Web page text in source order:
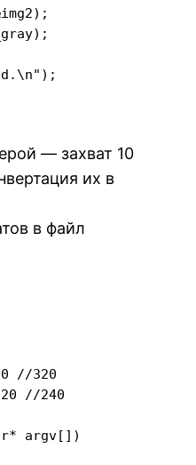
— захват 10
их в
в файл
//320
//240
argv[])